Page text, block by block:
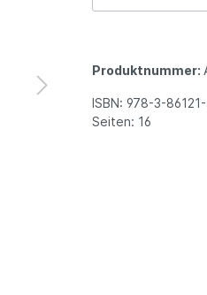
Produktnummer:
ISBN: 978-3-
Seiten: 16